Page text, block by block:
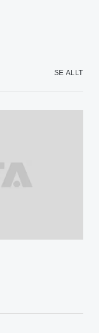
SE ALLT